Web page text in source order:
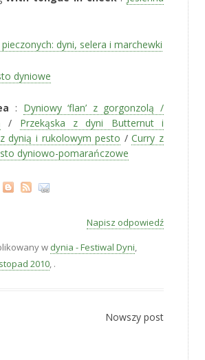
dyni, selera i marchewki
dyniowe
: Dyniowy ‘flan’ z gorgonzolą /
/ Przekąska z dyni Butternut i
dynią i rukolowym pesto /Curry z
dyniowo-pomarańczowe
Napisz odpowiedź
w dynia - Festiwal Dyni,
2010, .
Nowszy post